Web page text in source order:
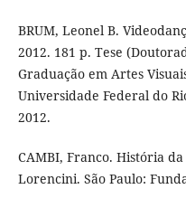
BRUM, Leonel B.
2012. 181 p. Tese
Graduação em Artes
Universidade Federal do
2012.
CAMBI, Franco. História
Lorencini. São Paulo: